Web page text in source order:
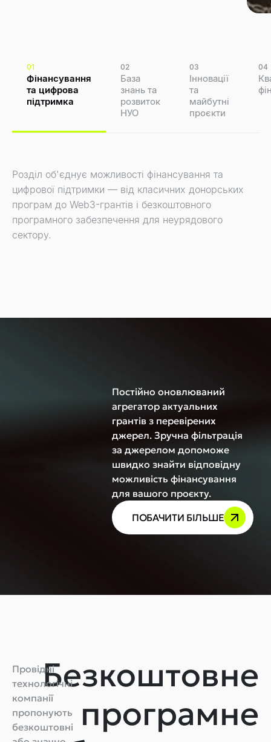
01
Фінансування
та цифрова
підтримка
02
База
знань та
розвиток
НУО
03
Інновації
та
майбутні
проєкти
04
Розділ об'єднує можливості фінансування та
цифрової підтримки — від класичних донорських
програм до Web3-грантів і безкоштовного
програмного забезпечення для неурядового
сектору.
Постійно оновлюваний
агрегатор актуальних
грантів з перевірених
джерел. Зручна фільтрація
за джерелом допоможе
швидко знайти відповідну
можливість фінансування
для вашого проєкту.
ПОБАЧИТИ БІЛЬШЕ
Безкоштовне
програмне
Провідні
технологічні
компанії
пропонують
безкоштовні